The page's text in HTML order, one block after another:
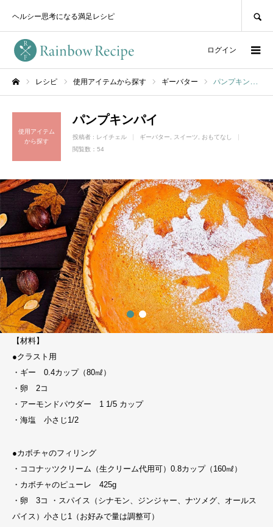
ヘルシー思考になる満足レシピ
ログイン
レシピ 使用アイテムから探す ギーバター パンプキンパイ
使用アイテム
から探す
パンプキンパイ
投稿者 : レイチェル ギーバター スイーツ
おもてなし
閲覧数：54
【材料】
●クラスト用
・ギー 0.4カップ（80㎖）
・卵 2コ
・アーモンドパウダー 1 1/5 カップ
・海塩 小さじ1/2
●カボチャのフィリング
・ココナッツクリーム（生クリーム代用可）0.8カップ（160㎖）
・カボチャのピューレ 425g
・卵 3コ ・スパイス（シナモン、ジンジャー、ナツメグ、オールス
パイス）小さじ1（お好みで量は調整可）